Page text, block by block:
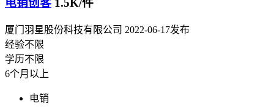
电销创客 1.5K/件
厦门羽星股份科技有限公司 2022-06-17发布
经验不限
学历不限
6个月以上
电销